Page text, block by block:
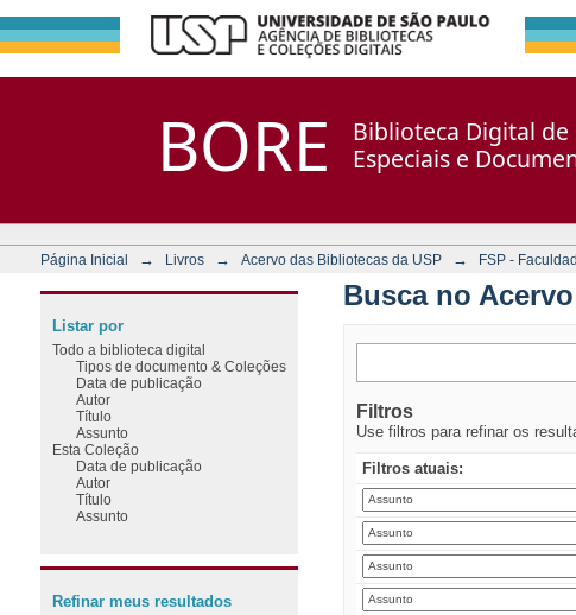
BORE
Biblioteca Digital de
Especiais e
Página Inicial → Livros → Acervo das Bibliotecas da USP → FSP -
Busca no Acervo
Filtros
Use filtros para refinar os
Filtros atuais:
Listar por
Todo a biblioteca digital
Tipos de documento & Coleções
Data de publicação
Autor
Título
Assunto
Esta Coleção
Data de publicação
Autor
Título
Assunto
Refinar meus resultados